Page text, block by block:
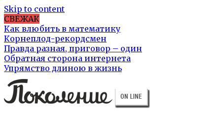
Skip to content
СВЕЖАК
Как влюбить в математику
Корнеплод-рекордсмен
Правда разная, приговор – один
Обратная сторона интернета
Упрямство длиною в жизнь